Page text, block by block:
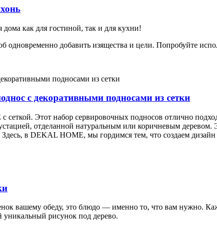
как для гостиной, так и для кухни!
добавить изящества и цели. Попробуйте
с декоративными подносами из сетки
Этот набор сервировочных подносов отлично
отделанной натуральным или коричневым
в DEKAL HOME, мы гордимся тем, что создаем
вашему обеду, это блюдо — именно то, что вам нужно.
уникальный рисунок под дерево.